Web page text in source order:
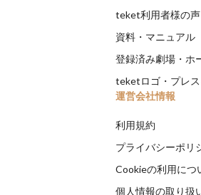
teket利用者様の
資料・マニュアル
登録済み劇場・ホ
teketロゴ・プレス
運営会社情報
利用規約
プライバシーポリ
Cookieの利用につ
個人情報の取り扱